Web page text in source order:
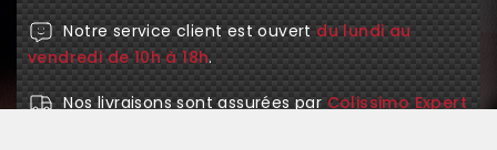
Notre service client est ouvertdu lundi au
vendredi de 10h à 18h.
Nos livraisons sont assurées par Colissimo Expert